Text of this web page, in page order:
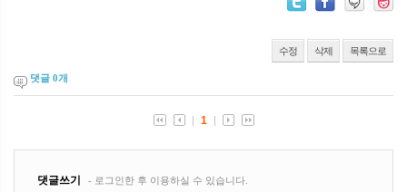
수정 삭제 목록으로
댓글 0개